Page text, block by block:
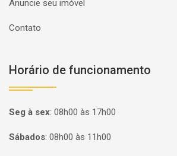
Anuncie seu imóvel
Contato
Horário de funcionamento
Seg à sex: 08h00 às 17h00
Sábados: 08h00 às 11h00